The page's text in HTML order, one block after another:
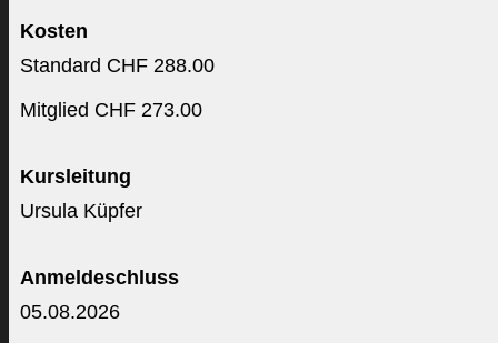
Kosten
Standard CHF 288.00
Mitglied CHF 273.00
Kursleitung
Ursula Küpfer
Anmeldeschluss
05.08.2026